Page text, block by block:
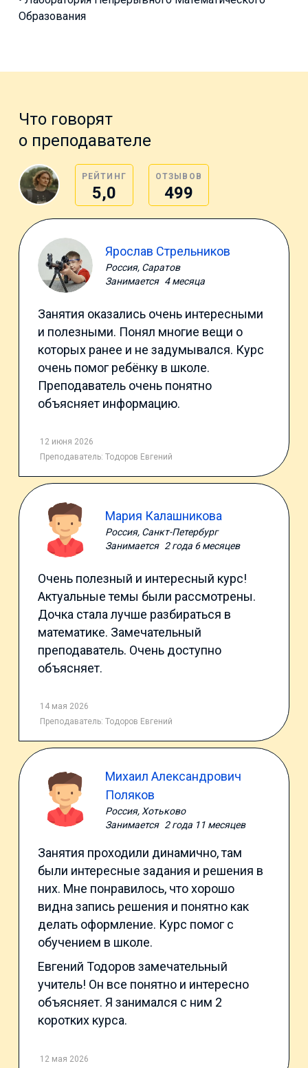
Образования
Что говорят
о преподавателе
РЕЙТИНГ
5,0
ОТЗЫВОВ
499
Ярослав Стрельников
Россия, Саратов
Занимается 4 месяца
Занятия оказались очень интересными
и полезными. Понял многие вещи о
которых ранее и не задумывался. Курс
очень помог ребёнку в школе.
Преподаватель очень понятно
объясняет информацию.
12 июня 2026
Преподаватель: Тодоров Евгений
Мария Калашникова
Россия, Санкт-Петербург
Занимается 2 года 6 месяцев
Очень полезный и интересный курс!
Актуальные темы были рассмотрены.
Дочка стала лучше разбираться в
математике. Замечательный
преподаватель. Очень доступно
объясняет.
14 мая 2026
Преподаватель: Тодоров Евгений
Михаил Александрович
Поляков
Россия, Хотьково
Занимается 2 года 11 месяцев
Занятия проходили динамично, там
были интересные задания и решения в
них. Мне понравилось, что хорошо
видна запись решения и понятно как
делать оформление. Курс помог с
обучением в школе.
Евгений Тодоров замечательный
учитель! Он все понятно и интересно
объясняет. Я занимался с ним 2
коротких курса.
12 мая 2026